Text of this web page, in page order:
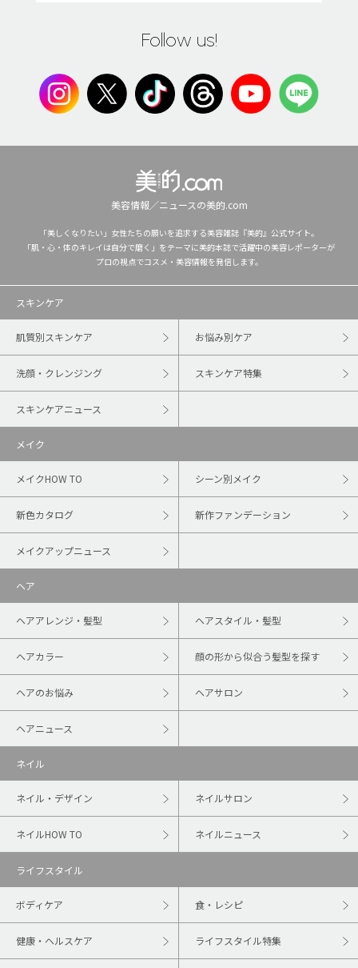
Follow us!
美容情報／ニュースの美的.com
「美しくなりたい」女性たちの願いを追求する美容雑誌『美的』公式サイト。
「肌・心・体のキレイは自分で磨く」をテーマに美的本誌で活躍中の美容レポーターが
プロの視点でコスメ・美容情報を発信します。
スキンケア
肌質別スキンケア お悩み別ケア
洗顔・クレンジング スキンケア特集
スキンケアニュース
メイク
メイクHOW TO シーン別メイク
新色カタログ 新作ファンデーション
メイクアップニュース
ヘア
ヘアアレンジ・髪型 ヘアスタイル・髪型
ヘアカラー 顔の形から似合う髪型を探す
ヘアのお悩み ヘアサロン
ヘアニュース
ネイル
ネイル・デザイン ネイルサロン
ネイルHOW TO ネイルニュース
ライフスタイル
ボディケア 食・レシピ
健康・ヘルスケア ライフスタイル特集